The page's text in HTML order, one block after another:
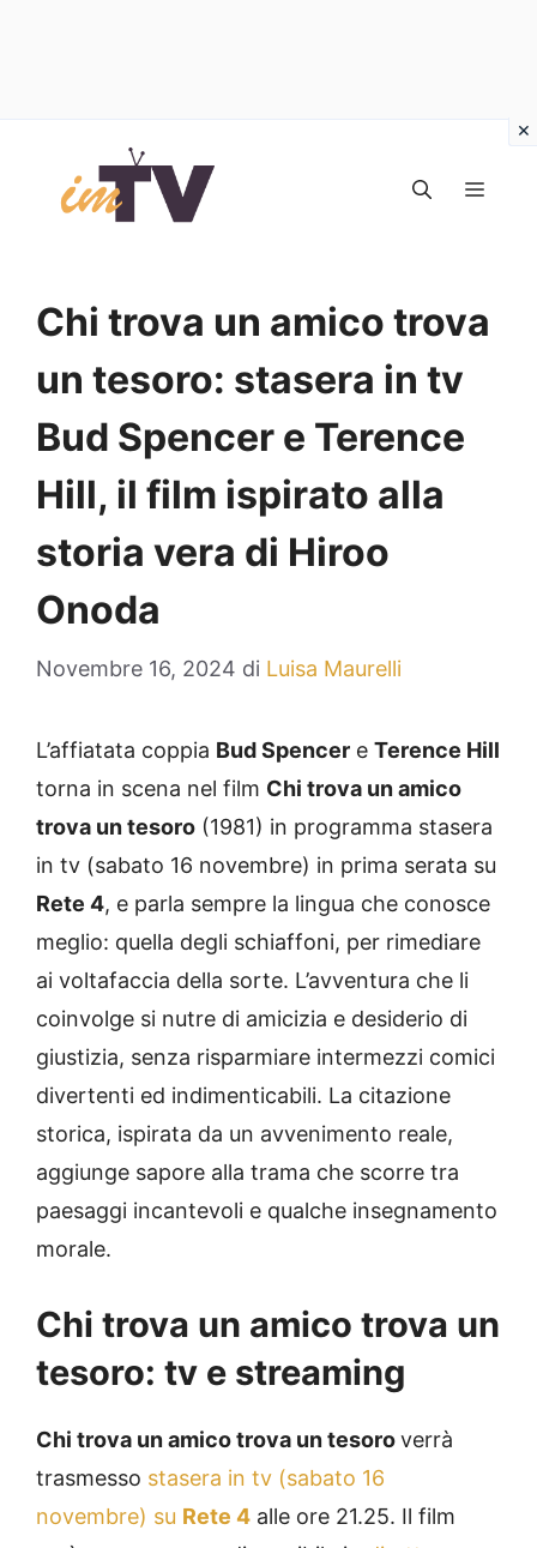
contenuto
Chi trova un amico trova
un tesoro: stasera in tv
Bud Spencer e Terence
Hill, il film ispirato alla
storia vera di Hiroo
Onoda
Novembre 16, 2024 di Luisa Maurelli
L’affiatata coppia Bud Spencer e Terence Hill
torna in scena nel film Chi trova un amico
trova un tesoro (1981) in programma stasera
in tv (sabato 16 novembre) in prima serata su
Rete 4, e parla sempre la lingua che conosce
meglio: quella degli schiaffoni, per rimediare
ai voltafaccia della sorte. L’avventura che li
coinvolge si nutre di amicizia e desiderio di
giustizia, senza risparmiare intermezzi comici
divertenti ed indimenticabili. La citazione
storica, ispirata da un avvenimento reale,
aggiunge sapore alla trama che scorre tra
paesaggi incantevoli e qualche insegnamento
morale.
Chi trova un amico trova un
tesoro: tv e streaming
Chi trova un amico trova un tesoroverrà
trasmesso stasera in tv (sabato 16
novembre) su Rete 4 alle ore 21.25. Il film